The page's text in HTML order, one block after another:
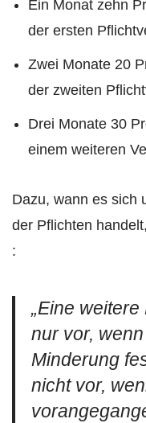
Ein Monat zehn
der ersten
Zwei Monate 20
der zweiten
Drei Monate 30
einem weiteren
Dazu, wann es sich
der Pflichten
:
„Eine
nur vor,
Minderung
nicht vor,